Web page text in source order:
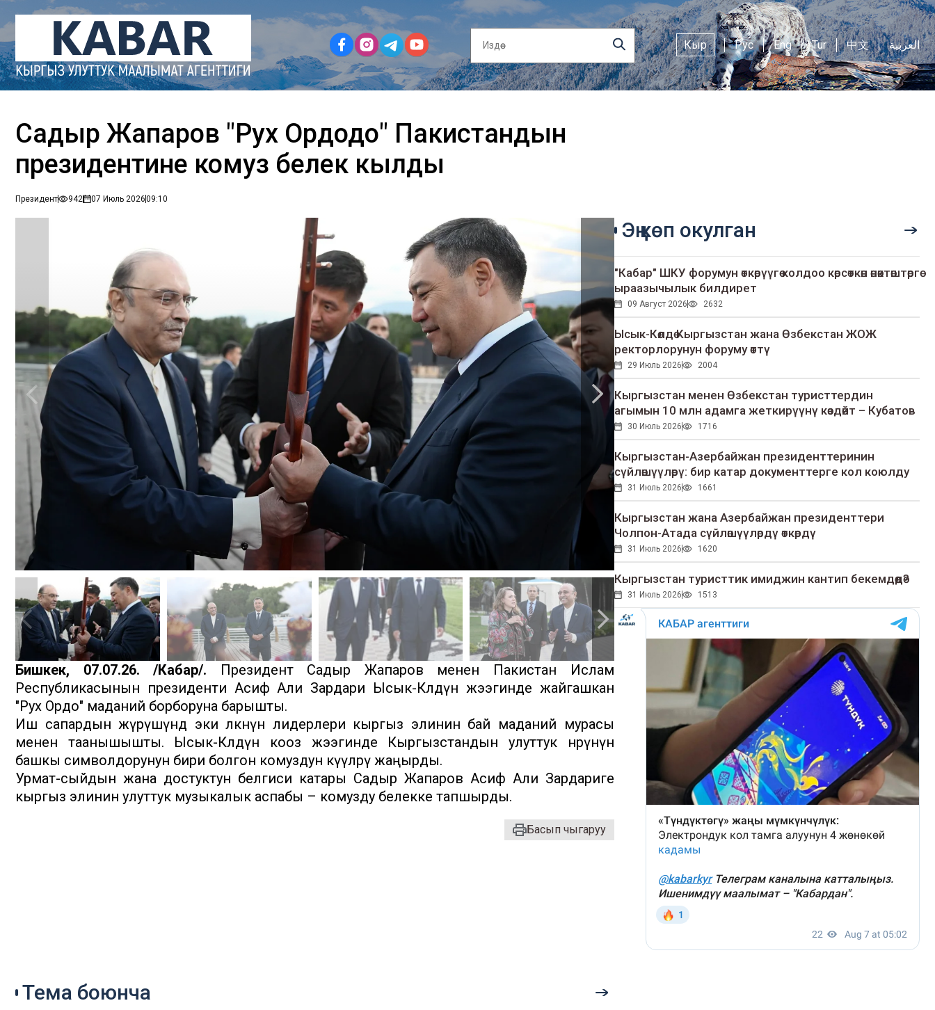
Кыр Рус Eng Tur 中文 العربية
Садыр Жапаров "Рух Ордодо" Пакистандын
президентине комуз белек кылды
Президент 942 07 Июль 202609:10
Бишкек, 07.07.26. /Кабар/. Президент Садыр Жапаров менен Пакистан Ислам
Республикасынын президенти Асиф Али Зардари Ысык-Көлдүн жээгинде жайгашкан
"Рух Ордо" маданий борборуна барышты.
Иш сапардын жүрүшүндө эки өлкөнүн лидерлери кыргыз элинин бай маданий мурасы
менен таанышышты. Ысык-Көлдүн кооз жээгинде Кыргызстандын улуттук өнөрүнүн
башкы символдорунун бири болгон комуздун күүлөрү жаңырды.
Урмат-сыйдын жана достуктун белгиси катары Садыр Жапаров Асиф Али Зардариге
кыргыз элинин улуттук музыкалык аспабы – комузду белекке тапшырды.
Басып чыгаруу
Эң көп окулган
"Кабар" ШКУ форумун өткөрүүгө колдоо көрсөткөн өнөктөштөргө
ыраазычылык билдирет
09 Август 2026 2632
Ысык-Көлдө Кыргызстан жана Өзбекстан ЖОЖ
ректорлорунун форуму өттү
29 Июль 2026 2004
Кыргызстан менен Өзбекстан туристтердин
агымын 10 млн адамга жеткирүүнү көздөйт – Кубатов
30 Июль 2026 1716
Кыргызстан-Азербайжан президенттеринин
сүйлөшүүлөрү: бир катар документтерге кол коюлду
31 Июль 2026 1661
Кыргызстан жана Азербайжан президенттери
Чолпон-Атада сүйлөшүүлөрдү өткөрдү
31 Июль 2026 1620
Кыргызстан туристтик имиджин кантип бекемдөөдө?
31 Июль 2026 1513
Тема боюнча